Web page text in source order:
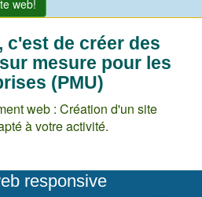
web!
c'est de créer des
mesure pour les
(PMU)
web : Création d'un site
à votre activité.
responsive